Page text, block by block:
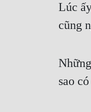
Lúc
cũng
sao